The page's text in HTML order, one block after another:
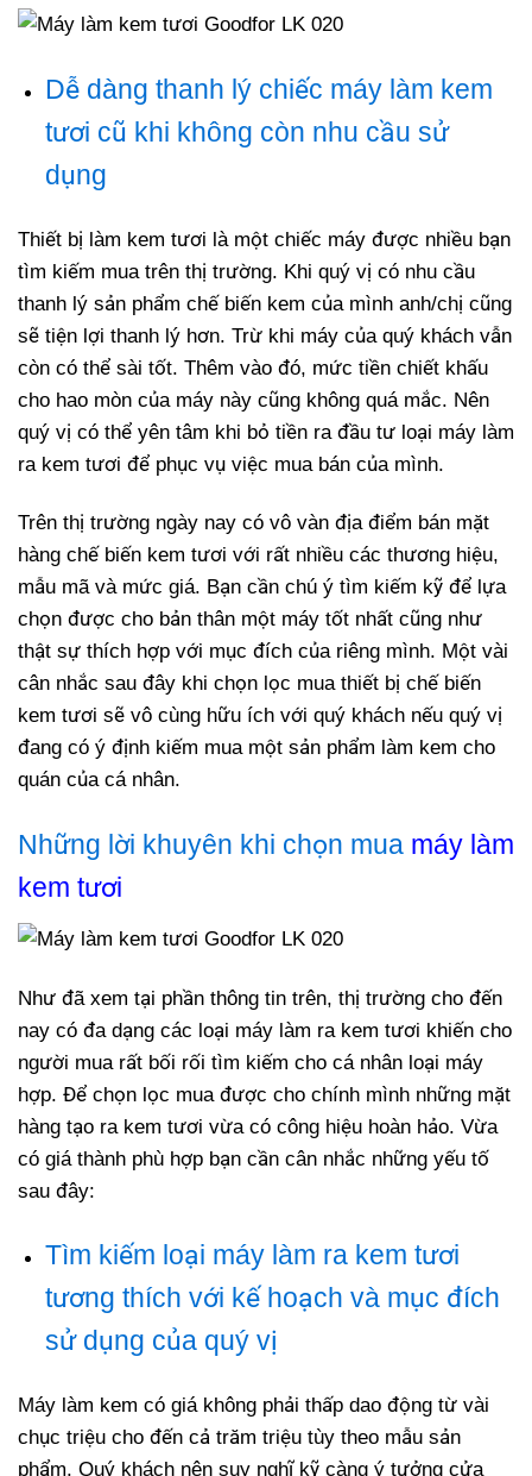
Dễ dàng thanh lý chiếc máy làm kem
tươi cũ khi không còn nhu cầu sử
dụng
Thiết bị làm kem tươi là một chiếc máy được nhiều bạn
tìm kiếm mua trên thị trường. Khi quý vị có nhu cầu
thanh lý sản phẩm chế biến kem của mình anh/chị cũng
sẽ tiện lợi thanh lý hơn. Trừ khi máy của quý khách vẫn
còn có thể sài tốt. Thêm vào đó, mức tiền chiết khấu
cho hao mòn của máy này cũng không quá mắc. Nên
quý vị có thể yên tâm khi bỏ tiền ra đầu tư loại máy làm
ra kem tươi để phục vụ việc mua bán của mình.
Trên thị trường ngày nay có vô vàn địa điểm bán mặt
hàng chế biến kem tươi với rất nhiều các thương hiệu,
mẫu mã và mức giá. Bạn cần chú ý tìm kiếm kỹ để lựa
chọn được cho bản thân một máy tốt nhất cũng như
thật sự thích hợp với mục đích của riêng mình. Một vài
cân nhắc sau đây khi chọn lọc mua thiết bị chế biến
kem tươi sẽ vô cùng hữu ích với quý khách nếu quý vị
đang có ý định kiếm mua một sản phẩm làm kem cho
quán của cá nhân.
Những lời khuyên khi chọn mua máy làm
kem tươi
Như đã xem tại phần thông tin trên, thị trường cho đến
nay có đa dạng các loại máy làm ra kem tươi khiến cho
người mua rất bối rối tìm kiếm cho cá nhân loại máy
hợp. Để chọn lọc mua được cho chính mình những mặt
hàng tạo ra kem tươi vừa có công hiệu hoàn hảo. Vừa
có giá thành phù hợp bạn cần cân nhắc những yếu tố
sau đây:
Tìm kiếm loại máy làm ra kem tươi
tương thích với kế hoạch và mục đích
sử dụng của quý vị
Máy làm kem có giá không phải thấp dao động từ vài
chục triệu cho đến cả trăm triệu tùy theo mẫu sản
phẩm. Quý khách nên suy nghĩ kỹ càng ý tưởng cửa